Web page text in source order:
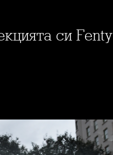
си Fenty